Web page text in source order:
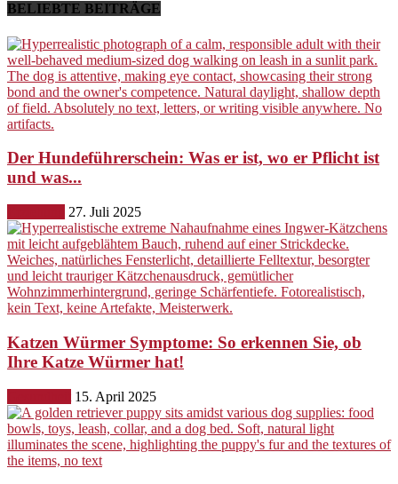
BELIEBTE BEITRÄGE
Der Hundeführerschein: Was er ist, wo er Pflicht ist
und was...
27. Juli 2025
Katzen Würmer Symptome: So erkennen Sie, ob
Ihre Katze Würmer hat!
15. April 2025